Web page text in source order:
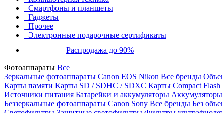
Смартфоны и планшеты
Гаджеты
Прочее
Электронные подарочные сертификаты
Распродажа до 90%
Фотоаппараты Все
Зеркальные фотоаппараты Canon EOS Nikon Все бренды
Карты памяти Карты SD / SDHC / SDXC Карты Compact Flash
Источники питания Батарейки и аккумуляторы
Беззеркальные фотоаппараты Canon Sony Все бренды Без